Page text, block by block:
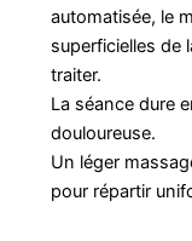
automatisée, le
superficielles de
traiter.
La séance dure
douloureuse.
Un léger
pour répartir